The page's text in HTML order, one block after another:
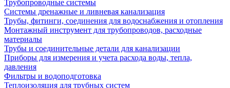
Трубопроводные системы
Системы дренажные и ливневая канализация
Трубы, фитинги, соединения для водоснабжения и отопления
Монтажный инструмент для трубопроводов, расходные
материалы
Трубы и соединительные детали для канализации
Приборы для измерения и учета расхода воды, тепла,
давления
Фильтры и водоподготовка
Теплоизоляция для трубных систем